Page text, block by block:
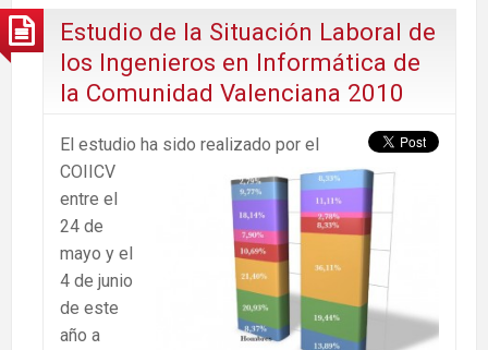
Estudio de la Situación Laboral de
los Ingenieros en Informática de
la Comunidad Valenciana 2010
El estudio ha sido realizado por el
COIICV
entre el
24 de
mayo y el
4 de junio
de este
año a